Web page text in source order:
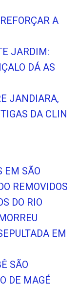
A
JARDIM:
DÁ AS
JANDIARA,
DA CLIN
EM SÃO
REMOVIDOS
DO RIO
EM
SÃO
DE MAGÉ